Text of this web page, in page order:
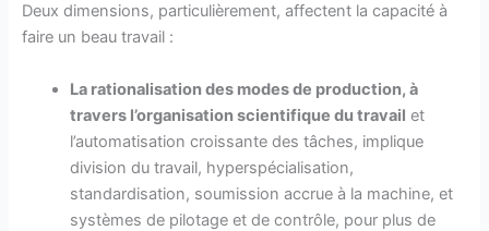
Deux dimensions, particulièrement, affectent la capacité à
faire un beau travail :
La rationalisation des modes de production, à
travers l’organisation scientifique du travail et
l’automatisation croissante des tâches, implique
division du travail, hyperspécialisation,
standardisation, soumission accrue à la machine, et
systèmes de pilotage et de contrôle, pour plus de